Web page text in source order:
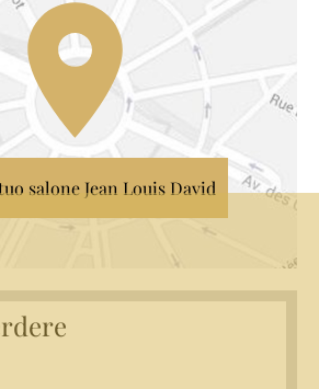
salone Jean Louis David